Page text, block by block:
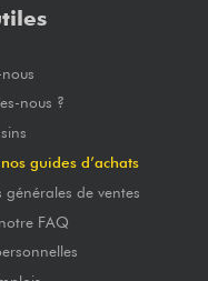
nous ?
guides d’achats
de ventes
FAQ